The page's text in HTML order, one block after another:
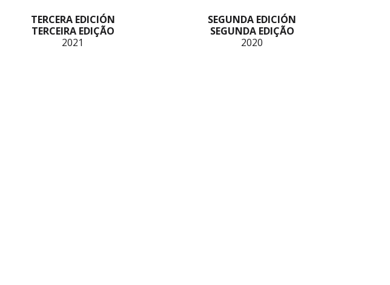
TERCERA EDICIÓN
TERCEIRA EDIÇÃO
2021
SEGUNDA EDICIÓN
SEGUNDA EDIÇÃO
2020